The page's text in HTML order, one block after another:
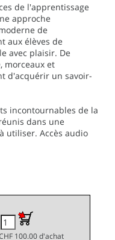
de l'apprentissage
approche
de
aux élèves de
avec plaisir. De
morceaux et
d'acquérir un savoir-
incontournables de la
dans une
utiliser. Accès audio
100.00 d'achat